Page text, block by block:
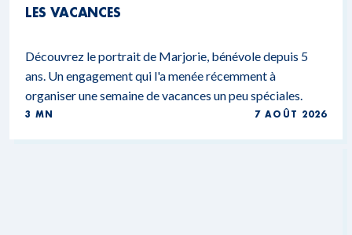
LES VACANCES
Découvrez le portrait de Marjorie, bénévole depuis 5
ans. Un engagement qui l'a menée récemment à
organiser une semaine de vacances un peu spéciales.
3 MN 7 AOÛT 2026